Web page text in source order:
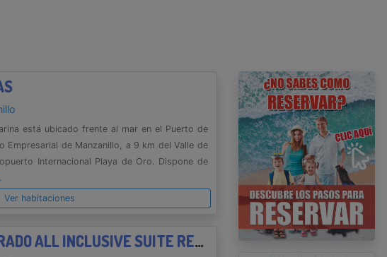
está ubicado frente al mar en el Puerto de
Empresarial de Manzanillo, a 9 km del Valle de
Internacional Playa de Oro. Dispone de
Ver habitaciones
MARINA PUERTO DORADO ALL INCLUSIVE SUITE RESORT